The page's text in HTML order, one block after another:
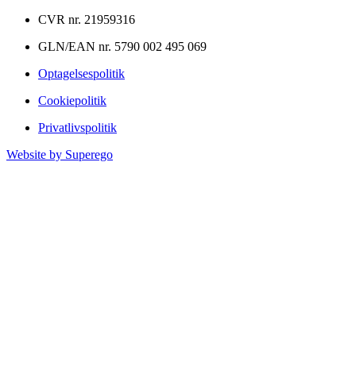
CVR nr. 21959316
GLN/EAN nr. 5790 002 495 069
Optagelsespolitik
Cookiepolitik
Privatlivspolitik
Website by Superego